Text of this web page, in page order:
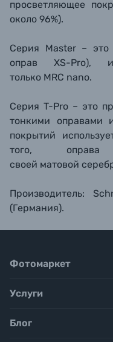
просветляющее
около 96%).
Серия Master – это
оправ XS-Pro),
только MRC nano.
Серия T-Pro – это
тонкими оправами
покрытий
того, оправа
своей матовой
Производитель:
(Германия).
Фотомаркет
Услуги
Блог